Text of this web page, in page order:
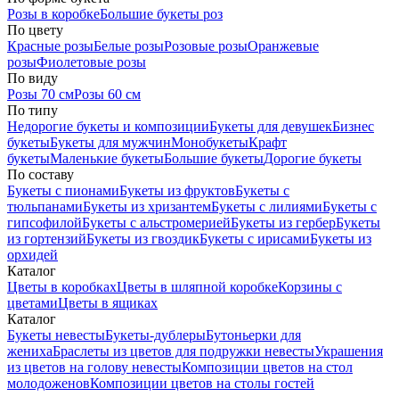
Розы в коробкеБольшие букеты роз
По цвету
Красные розыБелые розыРозовые розыОранжевые
розыФиолетовые розы
По виду
Розы 70 смРозы 60 см
По типу
Недорогие букеты и композицииБукеты для девушекБизнес
букетыБукеты для мужчинМонобукетыКрафт
букетыМаленькие букетыБольшие букетыДорогие букеты
По составу
Букеты с пионамиБукеты из фруктовБукеты с
тюльпанамиБукеты из хризантемБукеты с лилиямиБукеты с
гипсофилойБукеты с альстромериейБукеты из герберБукеты
из гортензийБукеты из гвоздикБукеты с ирисамиБукеты из
орхидей
Каталог
Цветы в коробкахЦветы в шляпной коробкеКорзины с
цветамиЦветы в ящиках
Каталог
Букеты невестыБукеты-дублерыБутоньерки для
женихаБраслеты из цветов для подружки невестыУкрашения
из цветов на голову невестыКомпозиции цветов на стол
молодоженовКомпозиции цветов на столы гостей